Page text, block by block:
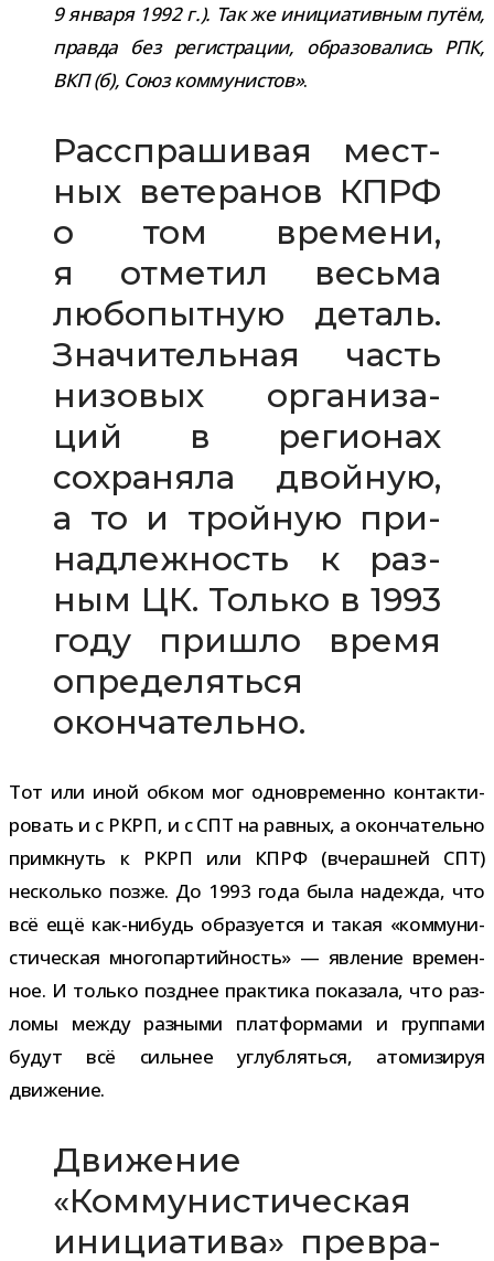
9 января 1992 г.). Так же ини­ци­а­тив­ным путём,
правда без реги­стра­ции, обра­зо­ва­лись РПК,
ВКП (б), Союз ком­му­ни­стов».
Расспрашивая мест­
ных вете­ра­нов КПРФ
о том вре­мени,
я отме­тил весьма
любо­пыт­ную деталь.
Значительная часть
низо­вых орга­ни­за­
ций в реги­о­нах
сохра­няла двой­ную,
а то и трой­ную при­
над­леж­ность к раз­
ным ЦК. Только в 1993
году при­шло время
опре­де­ляться
окончательно.
Тот или иной обком мог одно­вре­менно кон­так­ти­
ро­вать и с РКРП, и с СПТ на рав­ных, а окон­ча­тельно
при­мкнуть к РКРП или КПРФ (вче­раш­ней СПТ)
несколько позже. До 1993 года была надежда, что
всё ещё как-​нибудь обра­зу­ется и такая «ком­му­ни­
сти­че­ская мно­го­пар­тий­ность» — явле­ние вре­мен­
ное. И только позд­нее прак­тика пока­зала, что раз­
ломы между раз­ными плат­фор­мами и груп­пами
будут всё силь­нее углуб­ляться, ато­ми­зи­руя
движение.
Движение
«Коммунистическая
ини­ци­а­тива» пре­вра­